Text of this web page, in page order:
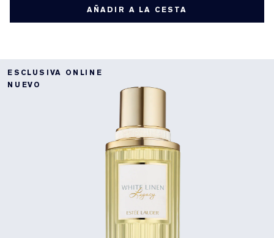
AÑADIR A LA CESTA
ESCLUSIVA ONLINE
NUEVO